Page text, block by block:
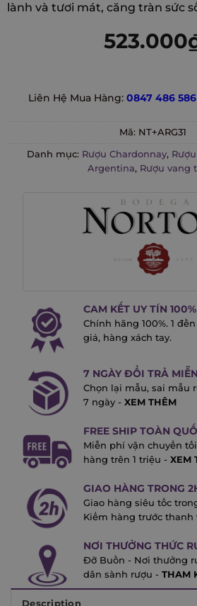
lành và tươi mát, căng tràn sức
523.000
Liên Hệ Mua Hàng: 0847 486 586
Mã: NT+ARG31
Danh mục: Rượu Chardonnay,
Argentina, Rượu vang
CAM KẾT UY TÍN 100%
Chính hãng 100%. 1
giả, hàng xách tay.
7 NGÀY ĐỔI TRẢ
Chọn lại mẫu, sai mẫu
7 ngày - XEM THÊM
FREE SHIP TOÀN
Miễn phí vận chuyển
hàng trên 1 triệu - XEM
GIAO HÀNG TRONG
Giao hàng siêu tốc
Kiểm hàng trước thanh
NƠI THƯỞNG THỨC
Đỡ Buồn - Nơi thưởng
dân sành rượu - THAM
Description